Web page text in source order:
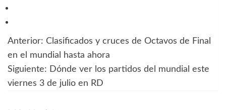
Navegación
de
entradas
Anterior: Clasificados y cruces de Octavos de Final
en el mundial hasta ahora
Siguiente: Dónde ver los partidos del mundial este
viernes 3 de julio en RD